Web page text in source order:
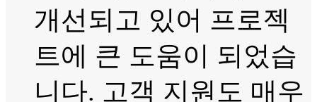
개선되고 있어 프로젝
트에 큰 도움이 되었습
니다. 고객 지원도 매우